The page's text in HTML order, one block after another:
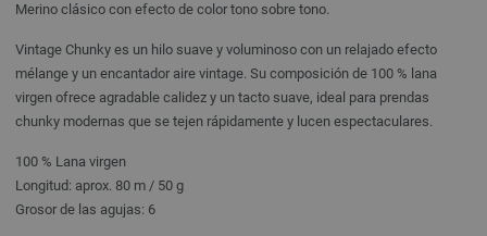
Merino clásico con efecto de color tono sobre tono.
Vintage Chunky es un hilo suave y voluminoso con un relajado efecto
mélange y un encantador aire vintage. Su composición de 100 % lana
virgen ofrece agradable calidez y un tacto suave, ideal para prendas
chunky modernas que se tejen rápidamente y lucen espectaculares.
100 % Lana virgen
Longitud: aprox. 80 m / 50 g
Grosor de las agujas: 6